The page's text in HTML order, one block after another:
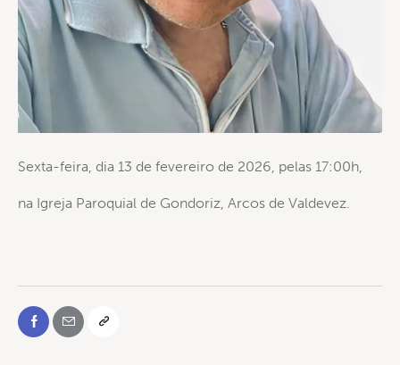
Sexta-feira, dia 13 de fevereiro de 2026, pelas 17:00h,
na Igreja Paroquial de Gondoriz, Arcos de Valdevez.